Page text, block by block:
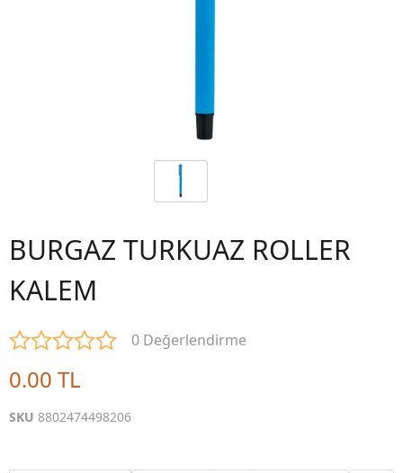
BURGAZ TURKUAZ ROLLER
KALEM
0 Değerlendirme
0.00 TL
SKU 8802474498206